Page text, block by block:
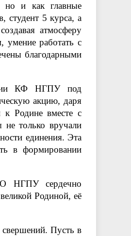
но и как главные
студент 5 курса, а
атмосферу
умение работать с
благодарными
КФ НГПУ под
акцию, даря
к Родине вместе с
не только вручали
единения. Эта
в формировании
НГПУ сердечно
Родиной, её
Пусть в